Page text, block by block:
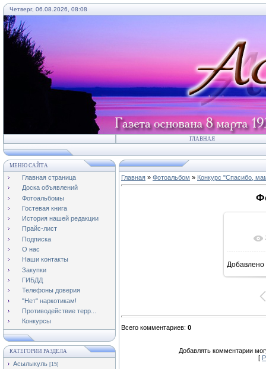
Четверг, 06.08.2026, 08:08
ГЛАВНАЯ
МЕНЮ САЙТА
Главная страница
Доска объявлений
Фотоальбомы
Гостевая книга
История нашей редакции
Прайс-лист
Подписка
О нас
Наши контакты
Закупки
ГИБДД
Телефоны доверия
"Нет" наркотикам!
Противодействие терр...
Конкурсы
КАТЕГОРИИ РАЗДЕЛА
Асылыкуль [15]
Главная » Фотоальбом » Конкурс "Спасибо,
Добавлено
Всего комментариев: 0
Добавлять комментарии
[